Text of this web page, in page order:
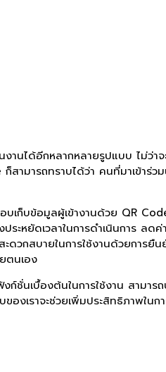
านได้อีกหลากหลายรูปแบบ ไม่
ามารถทราบได้ว่า คนที่มาเข้า
เก็บข้อมูลผู้เข้างานด้วย QR
ระหยัดเวลาในการดำเนินการ
กสบายในการใช้งานด้วยการ
ตนเอง
นเบื้องต้นในการใช้งาน สามา
องเราจะช่วยเพิ่มประสิทธิภาพ